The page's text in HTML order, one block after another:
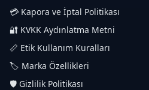
💳 Kapora ve İptal Politikası
🔐 KVKK Aydınlatma Metni
📏 Etik Kullanım Kuralları
🏷️ Marka Özellikleri
🛡️ Gizlilik Politikası